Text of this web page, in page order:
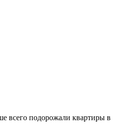
всего подорожали квартиры в